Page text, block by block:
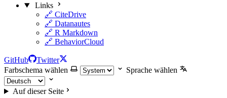
Links
🔗 CiteDrive
🔗 Datanautes
🔗 R Markdown
🔗 BehaviorCloud
GitHub
Twitter
Farbschema wählen
Sprache wählen
Auf dieser Seite